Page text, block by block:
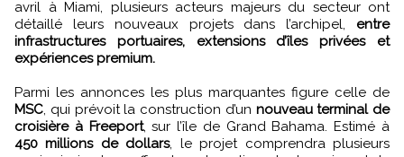
avril à Miami, plusieurs acteurs majeurs du secteur ont
détaillé leurs nouveaux projets dans l’archipel, entre
infrastructures portuaires, extensions d’îles privées et
expériences premium.
Parmi les annonces les plus marquantes figure celle de
MSC, qui prévoit la construction d’un nouveau terminal de
croisière à Freeport, sur l’île de Grand Bahama. Estimé à
450 millions de dollars, le projet comprendra plusieurs